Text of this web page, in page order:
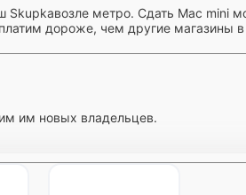
метро. Сдать Mac mini
дороже, чем другие магазины
им новых владельцев.